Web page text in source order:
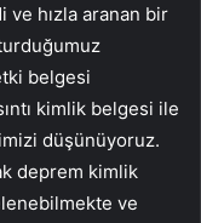
ve hızla aranan bir
belgesi
kimlik belgesi ile
düşünüyoruz.
deprem kimlik
ve